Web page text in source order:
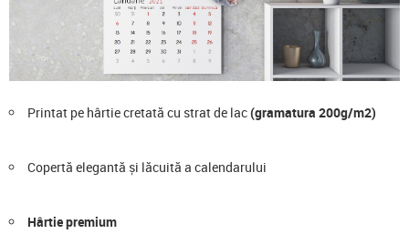
Printat pe hârtie cretată cu strat de lac(gramatura 200g/m2)
Copertă elegantă și lăcuită a calendarului
Hârtie premium